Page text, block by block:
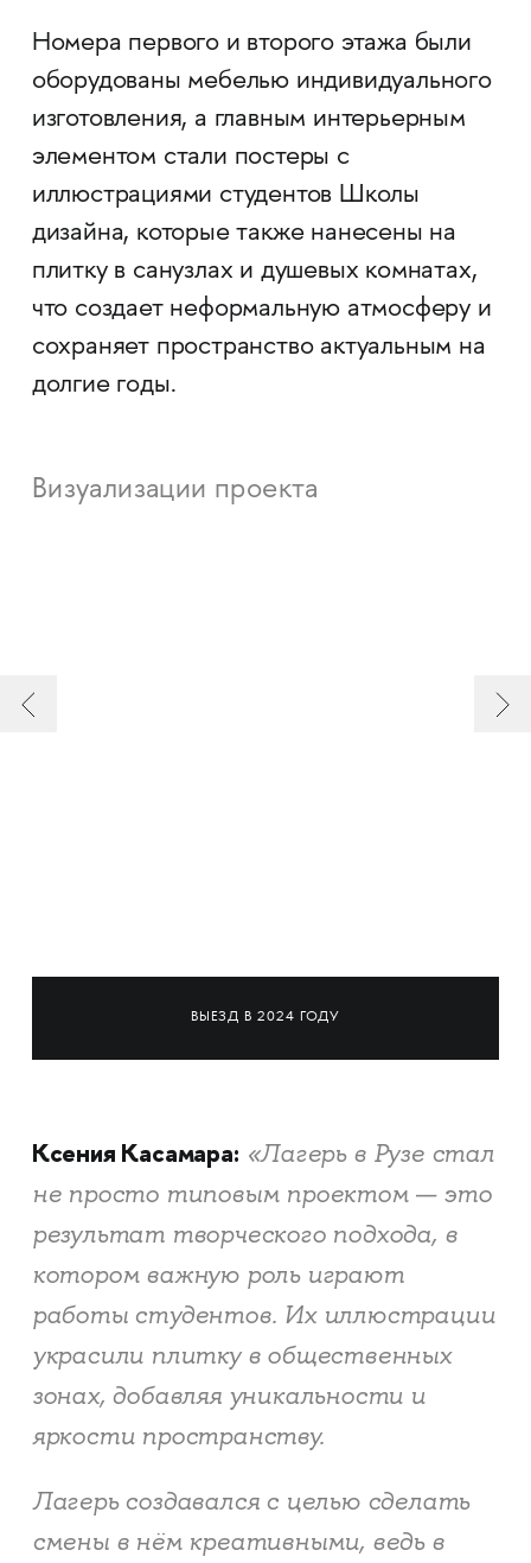
Номера первого и второго этажа были
оборудованы мебелью индивидуального
изготовления, а главным интерьерным
элементом стали постеры с
иллюстрациями студентов Школы
дизайна, которые также нанесены на
плитку в санузлах и душевых комнатах,
что создает неформальную атмосферу и
сохраняет пространство актуальным на
долгие годы.
Визуализации проекта
ВЫЕЗД В 2024 ГОДУ
Ксения Касамара: «Лагерь в Рузе стал
не просто типовым проектом — это
результат творческого подхода, в
котором важную роль играют
работы студентов. Их иллюстрации
украсили плитку в общественных
зонах, добавляя уникальности и
яркости пространству.
Лагерь создавался с целью сделать
смены в нём креативными, ведь в